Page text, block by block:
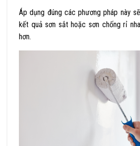
Áp dụng đúng các phương pháp này
kết quả sơn sắt hoặc sơn chống rỉ
hơn.